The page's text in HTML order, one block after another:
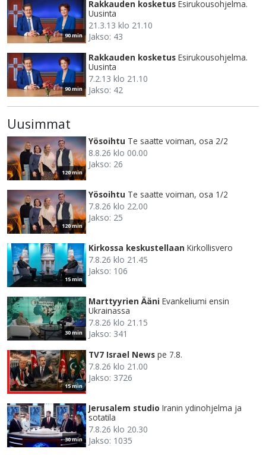
90 min
Rakkauden kosketus Esirukousohjelma.
Uusinta
21.3.13 klo 21.10
Jakso: 43
90 min
Rakkauden kosketus Esirukousohjelma.
Uusinta
7.2.13 klo 21.10
Jakso: 42
Uusimmat
120 min
Yösoihtu Te saatte voiman, osa 2/2
8.8.26 klo 00.00
Jakso: 26
120 min
Yösoihtu Te saatte voiman, osa 1/2
7.8.26 klo 22.00
Jakso: 25
15 min
Kirkossa keskustellaan Kirkollisvero
7.8.26 klo 21.45
Jakso: 106
30 min
Marttyyrien Ääni Evankeliumi ensin
Ukrainassa
7.8.26 klo 21.15
Jakso: 341
15 min
TV7 Israel News pe 7.8.
7.8.26 klo 21.00
Jakso: 3726
30 min
Jerusalem studio Iranin ydinohjelma ja
sotatila
7.8.26 klo 20.30
Jakso: 1035